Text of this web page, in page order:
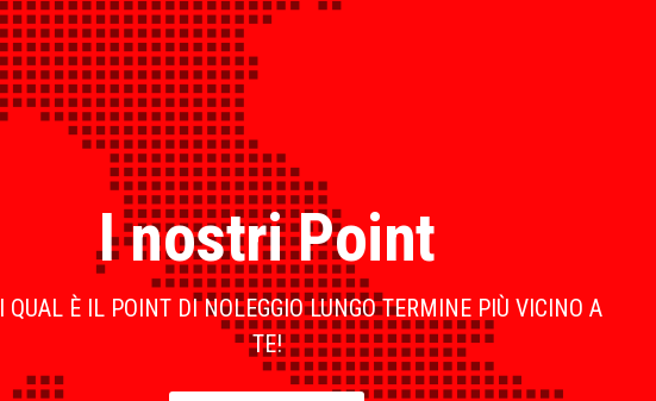
I nostri Point
QUAL È IL POINT DI NOLEGGIO LUNGO TERMINE PIÙ VICINO A
TE!